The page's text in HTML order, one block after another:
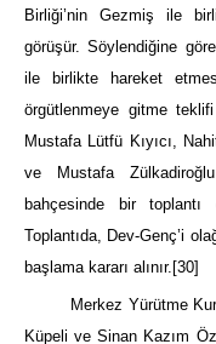
Birliği’nin Gezmiş ile
görüşür. Söylendiğine
ile birlikte hareket
örgütlenmeye gitme
Mustafa Lütfü Kıyıcı,
ve Mustafa
bahçesinde bir toplantı
Toplantıda, Dev-Genç’i
başlama kararı alınır. [30]
Merkez Yürütme
Küpeli ve Sinan Kazım